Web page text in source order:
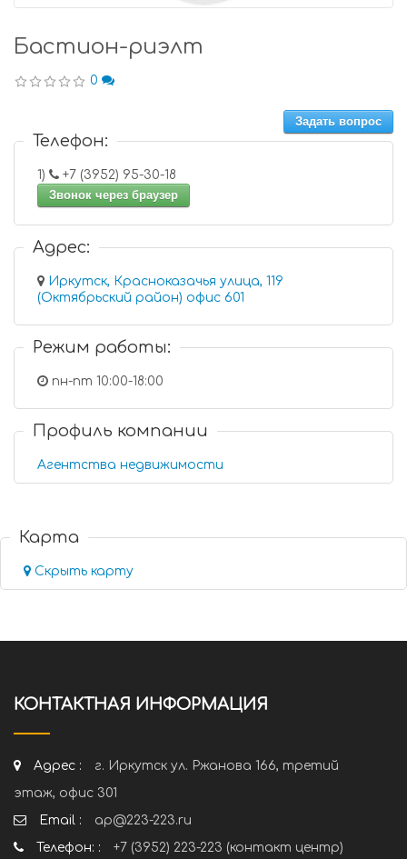
Бастион-риэлт
0
Задать вопрос
Телефон:
1)
+7 (3952) 95-30-18
Звонок через браузер
Адрес:
Иркутск, Красноказачья улица, 119
(Октябрьский район) офис 601
Режим работы:
пн-пт 10:00-18:00
Профиль компании
Агентства недвижимости
Карта
Скрыть карту
КОНТАКТНАЯ ИНФОРМАЦИЯ
Адрес :
г. Иркутск ул. Ржанова 166, третий
этаж, офис 301
Email :
ap@223-223.ru
Телефон: :
+7 (3952) 223-223 (контакт центр)